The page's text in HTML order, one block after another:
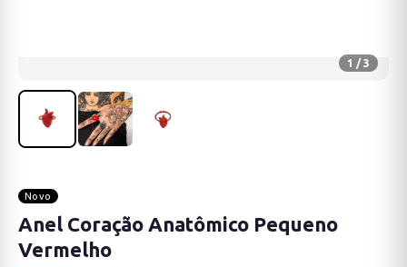
1 / 3
Novo
Anel Coração Anatômico Pequeno
Vermelho